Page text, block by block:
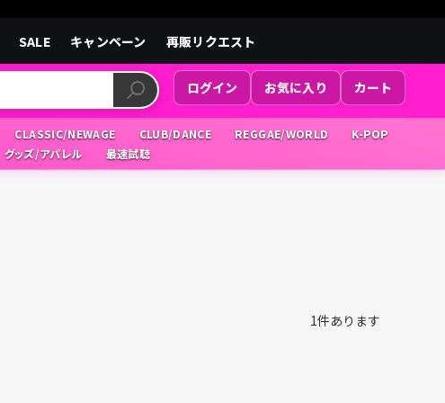
SALE キャンペーン 再販リクエスト
ログイン お気に入り カート
CLASSIC/NEWAGE CLUB/DANCE REGGAE/WORLD
K-POP
グッズ/アパレル 最速試聴
1件あります